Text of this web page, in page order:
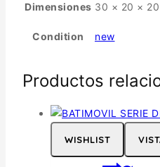
Dimensiones 30 × 20 ×
Condition new
Productos
WISHLIST